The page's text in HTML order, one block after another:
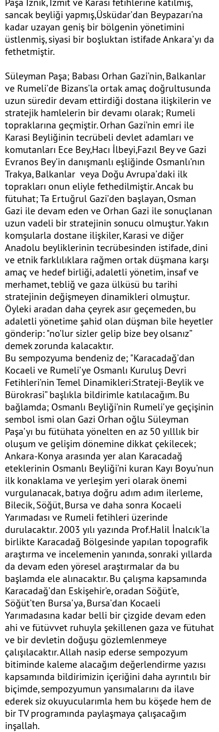
sancak beyliği yapmış,Üsküdar’dan Beypazarı’na
kadar uzayan geniş bir bölgenin yönetimini
üstlenmiş, siyasi bir boşluktan istifade Ankara’yı da
fethetmiştir.
Süleyman Paşa; Babası Orhan Gazi’nin, Balkanlar
ve Rumeli’de Bizans’la ortak amaç doğrultusunda
uzun süredir devam ettirdiği dostana ilişkilerin ve
stratejik hamlelerin bir devamı olarak; Rumeli
topraklarına geçmiştir. Orhan Gazi’nin emri ile
Karasi Beyliğinin tecrübeli devlet adamları ve
komutanları Ece Bey,Hacı İlbeyi,Fazıl Bey ve Gazi
Evranos Bey’in danışmanlı eşliğinde Osmanlı’nın
Trakya, Balkanlar veya Doğu Avrupa’daki ilk
toprakları onun eliyle fethedilmiştir. Ancak bu
fütuhat; Ta Ertuğrul Gazi’den başlayan, Osman
Gazi ile devam eden ve Orhan Gazi ile sonuçlanan
uzun vadeli bir stratejinin sonucu olmuştur. Yakın
komşularla dostane ilişkiler, Karasi ve diğer
Anadolu beyliklerinin tecrübesinden istifade, dini
ve etnik farklılıklara rağmen ortak düşmana karşı
amaç ve hedef birliği, adaletli yönetim, insaf ve
merhamet, tebliğ ve gaza ülküsü bu tarihi
stratejinin değişmeyen dinamikleri olmuştur.
Öyleki aradan daha çeyrek asır geçemeden, bu
adaletli yönetime şahid olan düşman bile heyetler
gönderip: "no’lur sizler gelip bize bey olsanız”
demek zorunda kalacaktır.
Bu sempozyuma bendeniz de; "Karacadağ’dan
Kocaeli ve Rumeli’ye Osmanlı Kuruluş Devri
Fetihleri’nin Temel Dinamikleri:Strateji-Beylik ve
Bürokrasi” başlıkla bildirimle katılacağım. Bu
bağlamda; Osmanlı Beyliği’nin Rumeli’ye geçişinin
sembol ismi olan Gazi Orhan oğlu Süleyman
Paşa’yı bu fütühata yönelten en az 50 yılllık bir
oluşum ve gelişim dönemine dikkat çekilecek;
Ankara-Konya arasında yer alan Karacadağ
eteklerinin Osmanlı Beyliği’ni kuran Kayı Boyu’nun
ilk konaklama ve yerleşim yeri olarak önemi
vurgulanacak, batıya doğru adım adım ilerleme,
Bilecik, Söğüt, Bursa ve daha sonra Kocaeli
Yarımadası ve Rumeli fetihleri üzerinde
durulacaktır. 2003 yılı yazında Prof.Halil İnalcık’la
birlikte Karacadağ Bölgesinde yapılan topografik
araştırma ve incelemenin yanında, sonraki yıllarda
da devam eden yöresel araştırmalar da bu
başlamda ele alınacaktır. Bu çalışma kapsamında
Karacadağ’dan Eskişehir’e, oradan Söğüt’e,
Söğüt’ten Bursa’ya, Bursa’dan Kocaeli
Yarımadasına kadar belli bir çizgide devam eden
ahi ve fütüvvet ruhuyla şekillenen gaza ve fütuhat
ve bir devletin doğuşu gözlemlenmeye
çalışılacaktır. Allah nasip ederse sempozyum
bitiminde kaleme alacağım değerlendirme yazısı
kapsamında bildirimizin içeriğini daha ayrıntılı bir
biçimde, sempozyumun yansımalarını da ilave
ederek siz okuyucularımla hem bu köşede hem de
bir TV programında paylaşmaya çalışacağım
inşallah.